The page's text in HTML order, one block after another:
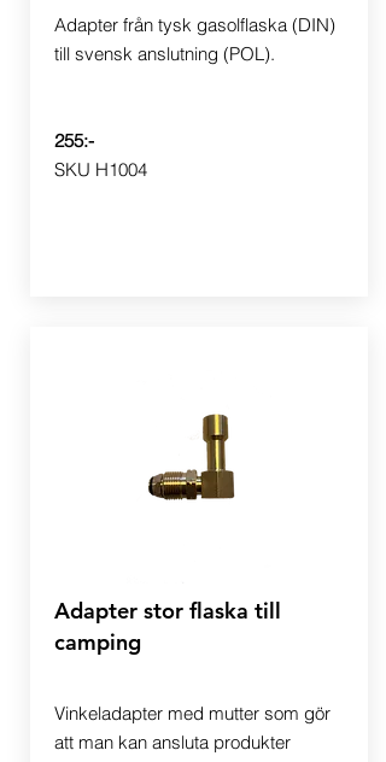
Adapter från tysk gasolflaska (DIN)
till svensk anslutning (POL).
255:-
SKU H1004
Adapter stor flaska till
camping
Vinkeladapter med mutter som gör
att man kan ansluta produkter